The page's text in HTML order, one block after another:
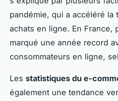
pandémie, qui a accéléré la
achats en ligne. En France,
marqué une année record
consommateurs en ligne,
Les statistiques du e-
également une tendance